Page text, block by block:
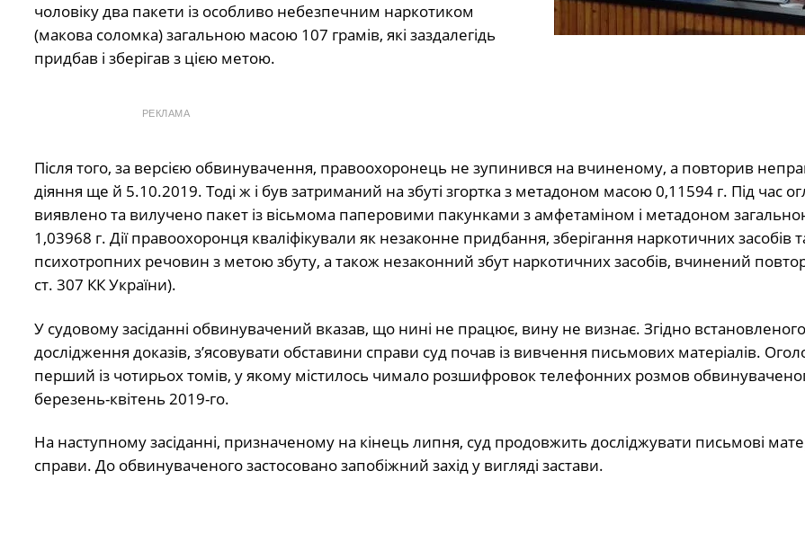
чоловіку два пакети із особливо небезпечним наркотиком
(макова соломка) загальною масою 107 грамів, які заздалегідь
придбав і зберігав з цією метою.
РЕКЛАМА
Після того, за версією обвинувачення, правоохоронець не зупинився на вчиненому, а повторив
діяння ще й 5.10.2019. Тоді ж і був затриманий на збуті згортка з метадоном масою 0,11594 г. Під час
виявлено та вилучено пакет із вісьмома паперовими пакунками з амфетаміном і метадоном
1,03968 г. Дії правоохоронця кваліфікували як незаконне придбання, зберігання наркотичних засобів
психотропних речовин з метою збуту, а також незаконний збут наркотичних засобів, вчинений
ст. 307 КК України).
У судовому засіданні обвинувачений вказав, що нині не працює, вину не визнає. Згідно
дослідження доказів, з’ясовувати обставини справи суд почав із вивчення письмових матеріалів.
перший із чотирьох томів, у якому містилось чимало розшифровок телефонних розмов
березень-квітень 2019-го.
На наступному засіданні, призначеному на кінець липня, суд продовжить досліджувати письмові
справи. До обвинуваченого застосовано запобіжний захід у вигляді застави.